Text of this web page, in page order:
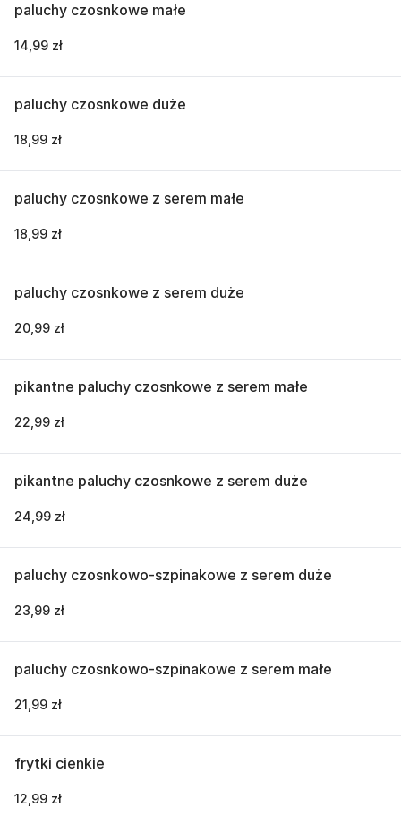
paluchy czosnkowe małe
14,99 zł
paluchy czosnkowe duże
18,99 zł
paluchy czosnkowe z serem małe
18,99 zł
paluchy czosnkowe z serem duże
20,99 zł
pikantne paluchy czosnkowe z serem małe
22,99 zł
pikantne paluchy czosnkowe z serem duże
24,99 zł
paluchy czosnkowo-szpinakowe z serem duże
23,99 zł
paluchy czosnkowo-szpinakowe z serem małe
21,99 zł
frytki cienkie
12,99 zł